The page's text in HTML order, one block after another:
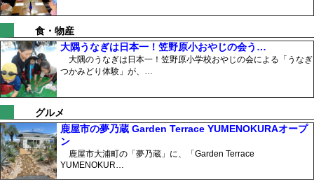
食・物産
大隅うなぎは日本一！笠野原小おやじの会う…
大隅のうなぎは日本一！笠野原小学校おやじの会による「うなぎ
つかみどり体験」が、…
グルメ
鹿屋市の夢乃蔵 Garden Terrace YUMENOKURAオープ
ン
鹿屋市大浦町の「夢乃蔵」に、「Garden Terrace
YUMENOKUR…